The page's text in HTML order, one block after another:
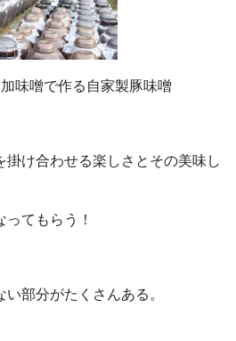
味噌で作る自家製豚味噌
掛け合わせる楽しさとその美味し
てもらう！
部分がたくさんある。